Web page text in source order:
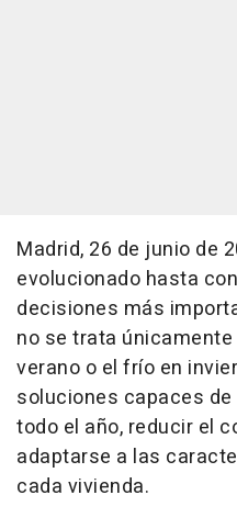
Madrid, 26 de junio de
evolucionado hasta
decisiones más
no se trata
verano o el frío en
soluciones capaces
todo el año, reducir el
adaptarse a las
cada vivienda.